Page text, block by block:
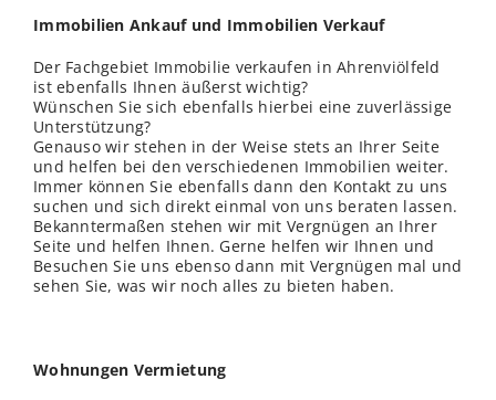
Immobilien Ankauf und Immobilien Verkauf
Der Fachgebiet Immobilie verkaufen in Ahrenviölfeld
ist ebenfalls Ihnen äußerst wichtig?
Wünschen Sie sich ebenfalls hierbei eine zuverlässige
Unterstützung?
Genauso wir stehen in der Weise stets an Ihrer Seite
und helfen bei den verschiedenen Immobilien weiter.
Immer können Sie ebenfalls dann den Kontakt zu uns
suchen und sich direkt einmal von uns beraten lassen.
Bekanntermaßen stehen wir mit Vergnügen an Ihrer
Seite und helfen Ihnen. Gerne helfen wir Ihnen und
Besuchen Sie uns ebenso dann mit Vergnügen mal und
sehen Sie, was wir noch alles zu bieten haben.
Wohnungen Vermietung